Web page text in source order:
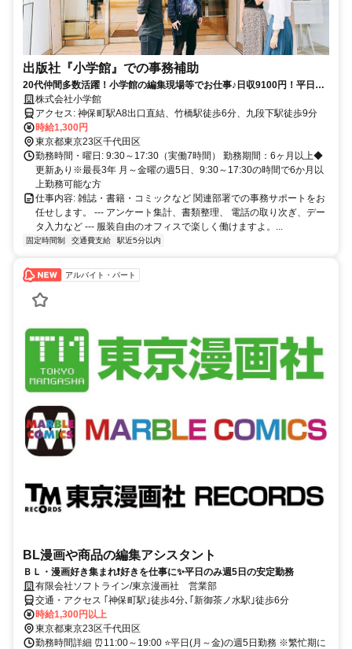
出版社『小学館』での事務補助
20代仲間多数活躍！小学館の編集現場等でお仕事♪日収9100円！平日フ
ルタイム勤務！賞与年2回有！
株式会社小学館
アクセス: 神保町駅A8出口直結、竹橋駅徒歩6分、九段下駅徒歩9分
時給1,300円
東京都東京23区千代田区
勤務時間・曜日: 9:30～17:30（実働7時間） 勤務期間：6ヶ月以上◆
更新あり※最長3年 月～金曜の週5日、9:30～17:30の時間で6か月以
上勤務可能な方
仕事内容: 雑誌・書籍・コミックなど 関連部署での事務サポートをお
任せします。 --- アンケート集計、書類整理、 電話の取り次ぎ、デー
タ入力など --- 服装自由のオフィスで楽しく働けますよ。...
固定時間制 交通費支給 駅近5分以内
アルバイト・パート
BL漫画や商品の編集アシスタント
ＢＬ・漫画好き集まれ❗好きを仕事に✨平日のみ週5日の安定勤務
有限会社ソフトライン/東京漫画社 営業部
交通・アクセス ｢神保町駅｣徒歩4分､｢新御茶ノ水駅｣徒歩6分
時給1,300円以上
東京都東京23区千代田区
勤務時間詳細 ⏰11:00～19:00 ⭐平日(月～金)の週5日勤務 ※繁忙期に